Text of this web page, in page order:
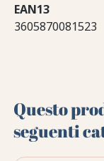
EAN13
3605870081523
Questo
seguenti